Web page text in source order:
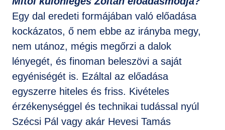
Egy dal eredeti formájában való előadása
kockázatos, ő nem ebbe az irányba megy,
nem utánoz, mégis megőrzi a dalok
lényegét, és finoman beleszövi a saját
egyéniségét is. Ezáltal az előadása
egyszerre hiteles és friss. Kivételes
érzékenységgel és technikai tudással nyúl
Szécsi Pál vagy akár Hevesi Tamás